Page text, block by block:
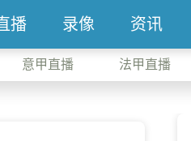
播 录像 资讯
意甲直播 法甲直播